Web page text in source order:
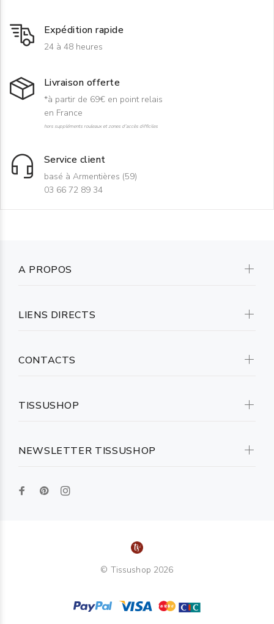
Expédition rapide
24 à 48 heures
Livraison offerte
*à partir de 69€ en point relais
en France
hors suppléments rouleaux et zones d'accès difficiles
Service client
basé à Armentières (59)
03 66 72 89 34
NEWSLETTER TISSUSHOP
A PROPOS
LIENS DIRECTS
CONTACTS
TISSUSHOP
© Tissushop 2026